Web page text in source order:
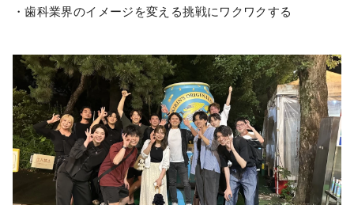
・歯科業界のイメージを変える挑戦にワクワクする